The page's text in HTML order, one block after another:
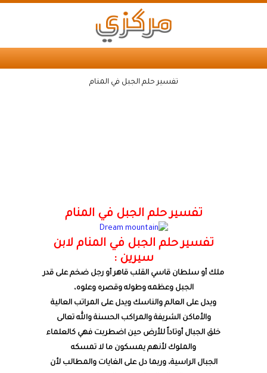
تفسير حلم الجبل في المنام
تفسير حلم الجبل في المنام
تفسير حلم الجبل في المنام لابن
سيرين :
ملك أو سلطان قاسي القلب قاهر أو رجل ضخم على قدر
الجبل وعظمه وطوله وقصره وعلوه،
ويدل على العالم والناسك ويدل على المراتب العالية
والأماكن الشريفة والمراكب الحسنة والله تعالى
خلق الجبال أوتاداً للأرض حين اضطربت فهي كالعلماء
والملوك لأنهم يمسكون ما لا تمسكه
الجبال الراسية، وربما دل على الغايات والمطالب لأن